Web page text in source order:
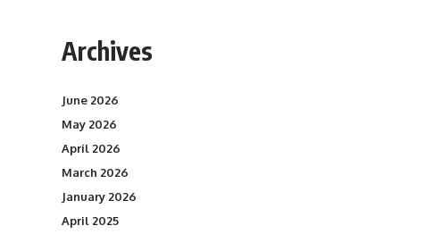
Archives
June 2026
May 2026
April 2026
March 2026
January 2026
April 2025